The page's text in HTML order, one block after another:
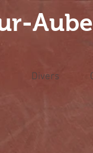
Aube
Divers